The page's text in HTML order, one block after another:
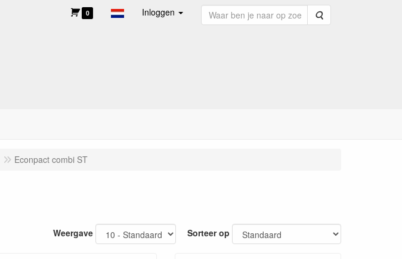
0 Inloggen Zoeken
Econpact combi ST
Weergave Sorteer op